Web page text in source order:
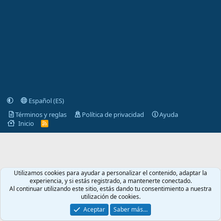
Español (ES)
Términos y reglas
Política de privacidad
Ayuda
Inicio
R
S
Utilizamos cookies para ayudar a personalizar el contenido, adaptar la
experiencia, y si estás registrado, a mantenerte conectado.
Al continuar utilizando este sitio, estás dando tu consentimiento a nuestra
utilización de cookies.
Aceptar
Saber más…